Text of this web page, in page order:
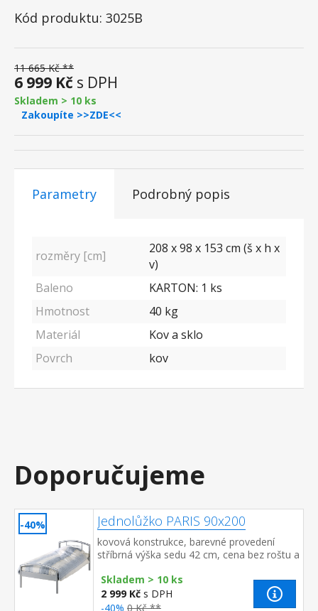
Kód produktu: 3025B
11 665 Kč **
6 999 Kč s DPH
Skladem > 10 ks
Zakoupíte >>ZDE<<
Parametry Podrobný popis
rozměry [cm]
208 x 98 x 153 cm (š x h x
v)
Baleno
KARTON: 1 ks
Hmotnost
40 kg
Materiál
Kov a sklo
Povrch
kov
Doporučujeme
-40% Jednolůžko PARIS 90x200
kovová konstrukce, barevné provedení
stříbrná výška sedu 42 cm, cena bez roštu a
200 cm (M2, M5, M9, M12, M24, ...
Skladem > 10 ks
2 999 Kč s DPH
-40% 0 Kč **